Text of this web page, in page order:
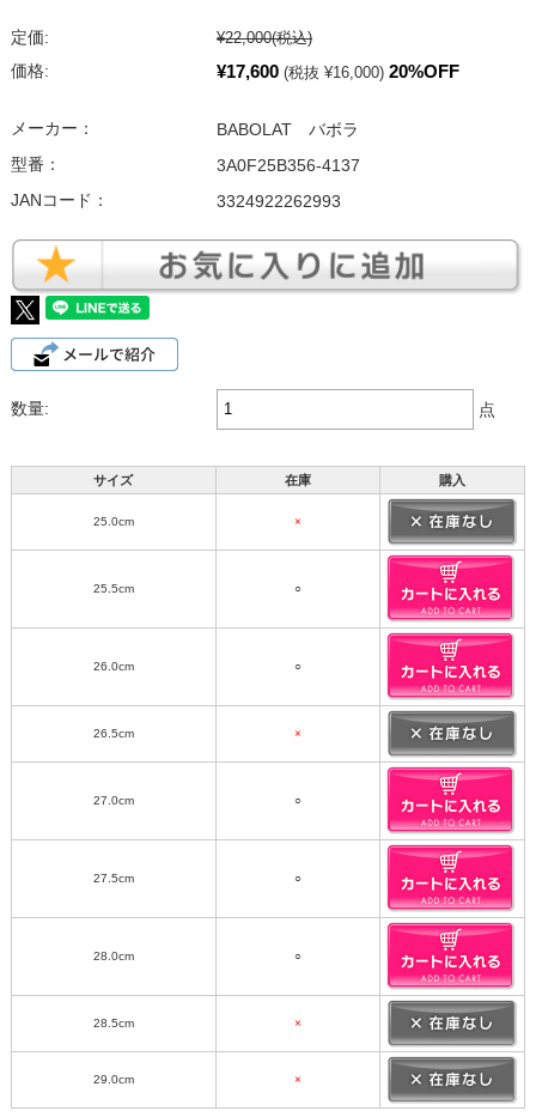
定価: ¥22,000(税込)
価格:
¥17,600 (税抜 ¥16,000) 20%OFF
メーカー：
BABOLAT バボラ
型番：
3A0F25B356-4137
JANコード：
3324922262993
数量: 点
サイズ 在庫 購入
25.0cm ×
25.5cm ○
26.0cm ○
26.5cm ×
27.0cm ○
27.5cm ○
28.0cm ○
28.5cm ×
29.0cm ×